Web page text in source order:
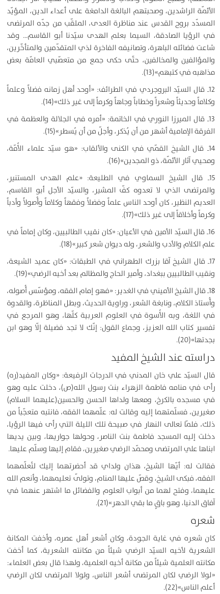
الأئمّة الراشدين، وصحبتهم البالغة الدامغة على أعداء الدين، المؤيّد
المسدّد بروح القدس عند مناظرة العدى، الملقّب من جدّه المرتضى
في الرؤيا الصادقة، السيما بعلم الهدى سيّدنا أبو القاسم… وقد
شاعت فضائله الباهرة، وتصانيفه الفاخرة لذي المتقدّمين والمتأخّرين،
والمؤالفين والمخالفين، حتّى حكى جمع من متعصّبي العامّة بعض
مذاهبه في كتبهم»(13).
12ـ قال السيّد البروجردي في الطرائف: «أوحد أهل زمانه فضلاً وعلماً
وكلاماً وحديثاً وشعراً وخطاباً وجاهاً وكرماً إلى غير ذلك»(14).
13ـ قال الميرزا النوري في الخاتمة: «أمره في الجلالة والعظمة في
الفرقة الإمامية أشهر من أن يُذكر، وأجلّ من أن يُسطر»(15).
14ـ قال الشيخ القمّي في الكنى والألقاب: «هو سيّد علماء الأُمّة،
ومحيي آثار الأئمّة، ذو المجدين»(16).
15ـ قال الشيخ السماوي في الطليعة: «علم الهدى المستنير،
والمرتضى الذي لا تعدوه كفّ المشير، والسيّد الأجل أبو القاسم،
العديم النظير، كان أوحد الناس علماً وفضلاً وفقهاً وكلاماً وأُصولاً وأدباً
وكرماً وأخلاقاً إلى غير ذلك»(17).
16ـ قال السيّد الأمين في الأعيان: «كان نقيب الطالبيين، وكان إماماً في
علم الكلام والأدب والشعر، وله ديوان شعر كبير»(18).
17ـ قال الشيخ آقا بزرك الطهراني في الطبقات: «كان عميد الشيعة،
ونقيب الطالبيين ببغداد، وأمير الحاج والمظالم بعد أخيه الرضي»(19).
18ـ قال الشيخ الأميني في الغدير: «فهو إمام الفقه، ومؤسّس أُصوله،
وأُستاذ الكلام، ونابغة الشعر، وراوية الحديث، وبطل المناظرة، والقدوة
في اللغة، وبه الأُسوة في العلوم العربية كلّها، وهو المرجع في
تفسير كتاب الله العزيز، وجماع القول: إنّك لا تجد فضيلة إلّا وهو ابن
بجدتها»(20).
دراسته عند الشيخ المفيد
قال السيّد علي خان المدني في الدرجات الرفيعة: «وكان المفيد(ره)
رأى في منامه فاطمة الزهراء بنت رسول الله(ص)، دخلت عليه وهو
في مسجده بالكرخ، ومعها ولداها الحسن والحسين(عليهما السلام)
صغيرين، فسلّمتهما إليه وقالت له: علّمهما الفقه، فانتبه متعجّباً من
ذلك، فلمّا تعالى النهار في صبيحة تلك الليلة التي رأى فيها الرؤيا،
دخلت إليه المسجد فاطمة بنت الناصر، وحولها جواريها، وبين يديها
ابناها علي المرتضى ومحمّد الرضي صغيرين، فقام إليها وسلّم عليها.
فقالت له: أيّها الشيخ، هذان ولداي قد أحضرتهما إليك لتُعلّمهما
الفقه، فبكى الشيخ، وقصّ عليها المنام، وتولّى تعليمهما، وأنعم الله
عليهما، وفتح لهما من أبواب العلوم والفضائل ما اشتهر عنهما في
آفاق الدنيا، وهو باقٍ ما بقي الدهر»(21).
شعره
كان شعره في غاية الجودة، وكان أشعر أهل عصره، وأخفت المكانة
الشعرية لأخيه السيّد الرضي شيئاً من مكانته الشعرية، كما أخفت
مكانته العلمية شيئاً من مكانة أخيه العلمية، ولهذا قال بعض العلماء:
«لولا الرضي لكان المرتضى أشعر الناس، ولولا المرتضى لكان الرضي
أعلم الناس»(22).